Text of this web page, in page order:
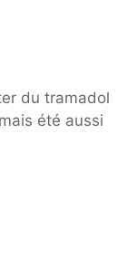
du tramadol
été aussi